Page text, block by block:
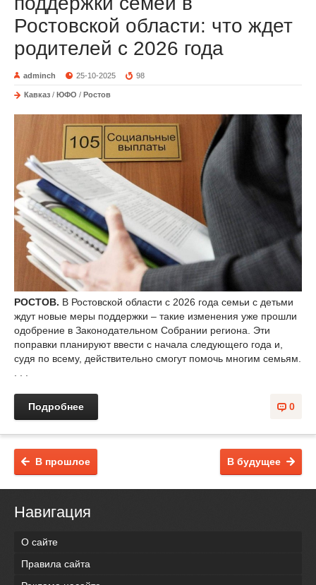
Ростовской области: что ждет
родителей с 2026 года
adminch 25-10-2025 98
Кавказ / ЮФО / Ростов
РОСТОВ. В Ростовской области с 2026 года семьи с детьми
ждут новые меры поддержки – такие изменения уже прошли
одобрение в Законодательном Собрании региона. Эти
поправки планируют ввести с начала следующего года и,
судя по всему, действительно смогут помочь многим семьям.
. . .
0
Подробнее
В будущее
В прошлое
Навигация
О сайте
Правила сайта